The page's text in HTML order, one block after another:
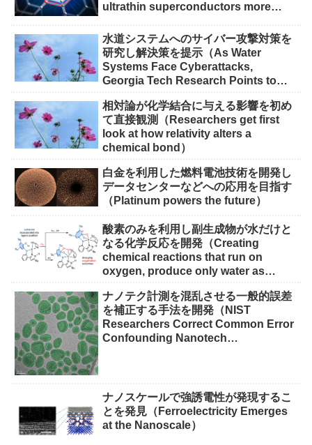
ultrathin superconductors more
水道システムへのサイバー攻撃対策を
研究し解決策を提示（As Water
Systems Face Cyberattacks,
Georgia Tech Research Points to
相対論が化学結合に与える影響を初め
て直接観測（Researchers get first
look at how relativity alters a
chemical bond）
白金を利用した燃料電池技術を開発し
データセンターなどへの応用を目指す
（Platinum powers the future）
酸素のみを利用し副生成物が水だけと
なる化学反応を開発（Creating
chemical reactions that run on
oxygen, produce only water as
ナノテク計測を混乱させる一般的誤差
を補正する手法を開発（NIST
Researchers Correct Common Error
Confounding Nanotech
ナノスケールで強誘電性が発現するこ
とを発見（Ferroelectricity Emerges
at the Nanoscale）